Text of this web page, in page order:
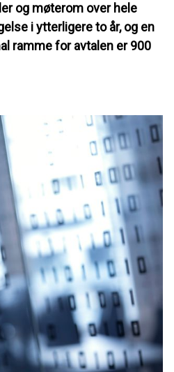
og møterom over hele
i ytterligere to år, og en
ramme for avtalen er 900